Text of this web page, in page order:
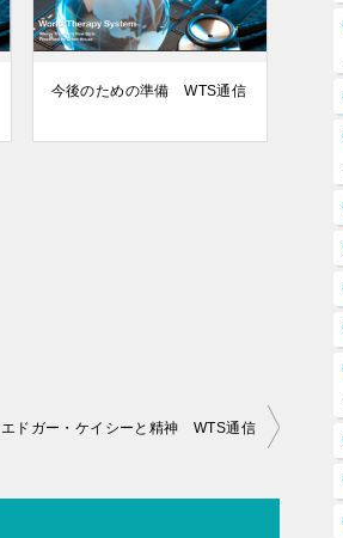
今後のための準備 WTS通信
エドガー・ケイシーと精神 WTS通信